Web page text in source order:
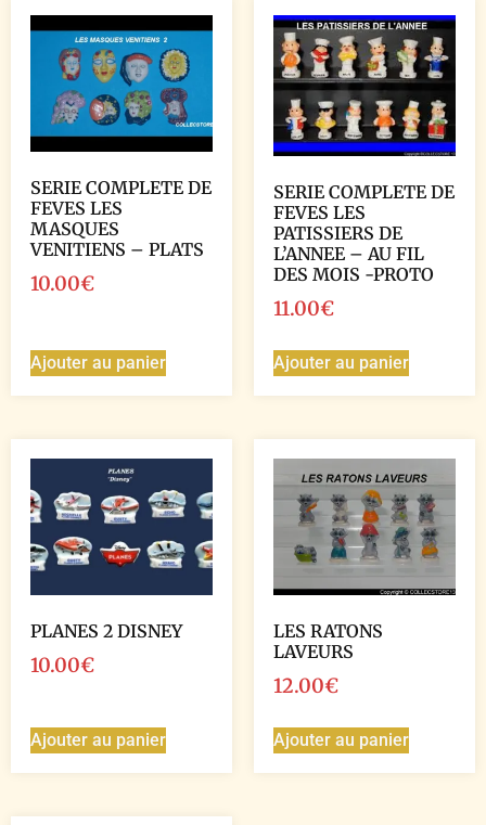
SERIE COMPLETE DE
FEVES LES
MASQUES
VENITIENS – PLATS
10.00€
Ajouter au panier
SERIE COMPLETE DE
FEVES LES
PATISSIERS DE
L’ANNEE – AU FIL
DES MOIS -PROTO
11.00€
Ajouter au panier
PLANES 2 DISNEY
10.00€
Ajouter au panier
LES RATONS
LAVEURS
12.00€
Ajouter au panier